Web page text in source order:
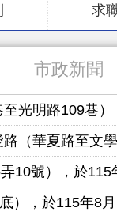
求
市政新聞
），於115年8月12
、富國路450巷，預定於
115年8月10日進
年8月10日進行